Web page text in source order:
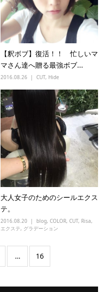
【釈ボブ】復活！！ 忙しいマ
マさん達へ贈る最強ボブ...
2016.08.26 CUT, Hide
大人女子のためのシールエクス
テ。
2016.08.20 blog, COLOR, CUT, Risa,
エクステ, グラデーション
… 16